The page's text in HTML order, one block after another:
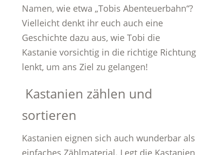
Namen, wie etwa „Tobis Abenteuerbahn“?
Vielleicht denkt ihr euch auch eine
Geschichte dazu aus, wie Tobi die
Kastanie vorsichtig in die richtige Richtung
lenkt, um ans Ziel zu gelangen!
Kastanien zählen und
sortieren
Kastanien eignen sich auch wunderbar als
einfaches Zählmaterial. Legt die Kastanien